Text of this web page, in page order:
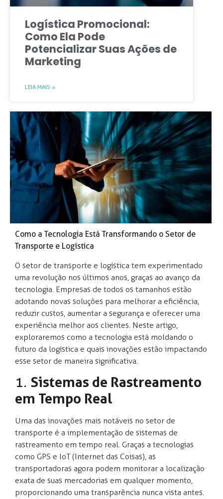
Logística Promocional:
Como Ela Pode
Potencializar Suas Ações de
Marketing
LEIA MAIS »
Como a Tecnologia Está Transformando o Setor de
Transporte e Logística
O setor de transporte e logística tem experimentado
uma revolução nos últimos anos, graças ao avanço da
tecnologia. Empresas de todos os tamanhos estão
adotando novas soluções para melhorar a eficiência,
reduzir custos, aumentar a segurança e oferecer uma
experiência melhor aos clientes. Neste artigo,
exploraremos como a tecnologia está moldando o
futuro da logística e quais inovações estão impactando
esse setor de maneira significativa.
1. Sistemas de Rastreamento
em Tempo Real
Uma das inovações mais notáveis no setor de
transporte é a implementação de sistemas de
rastreamento em tempo real. Graças a tecnologias
como GPS e IoT (Internet das Coisas), as
transportadoras agora podem monitorar a localização
exata de suas mercadorias em qualquer momento,
proporcionando uma transparência nunca vista antes.